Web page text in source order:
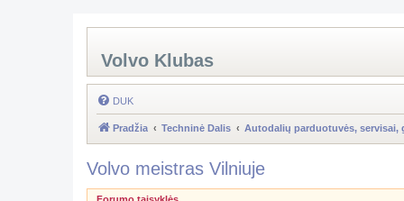
Volvo Klubas
DUK
Pradžia Techninė Dalis Autodalių parduotuvės, servisai,
Volvo meistras Vilniuje